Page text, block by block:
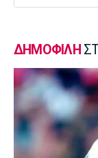
Μπραν -
08:50
Super League 2
Νίκη Βόλου:
Σαρακηνού
ΔΗΜΟΦΙΛΗ